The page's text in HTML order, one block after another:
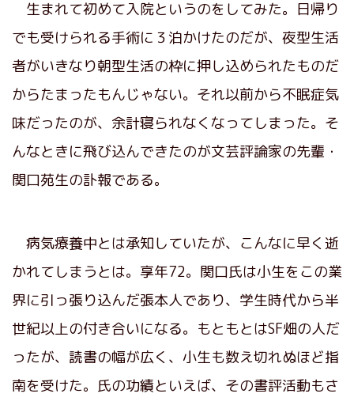
生まれて初めて入院というのをしてみた。日帰り
でも受けられる手術に３泊かけたのだが、夜型生活
者がいきなり朝型生活の枠に押し込められたものだ
からたまったもんじゃない。それ以前から不眠症気
味だったのが、余計寝られなくなってしまった。そ
んなときに飛び込んできたのが文芸評論家の先輩・
関口苑生の訃報である。
病気療養中とは承知していたが、こんなに早く逝
かれてしまうとは。享年72。関口氏は小生をこの業
界に引っ張り込んだ張本人であり、学生時代から半
世紀以上の付き合いになる。もともとはSF畑の人だ
ったが、読書の幅が広く、小生も数え切れぬほど指
南を受けた。氏の功績といえば、その書評活動もさ